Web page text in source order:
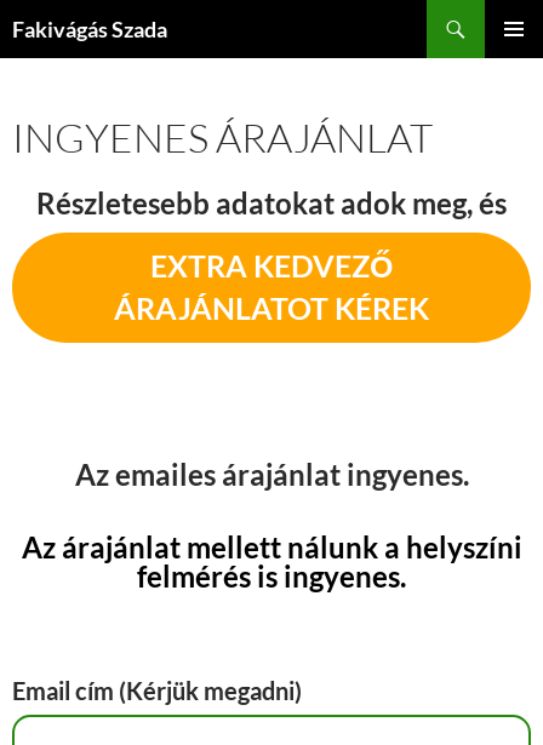
Fakivágás Szada
INGYENES ÁRAJÁNLAT
Részletesebb adatokat adok meg, és
EXTRA KEDVEZŐ
ÁRAJÁNLATOT KÉREK
Az emailes árajánlat ingyenes.
Az árajánlat mellett nálunk a helyszíni
felmérés is ingyenes.
Email cím (Kérjük megadni)